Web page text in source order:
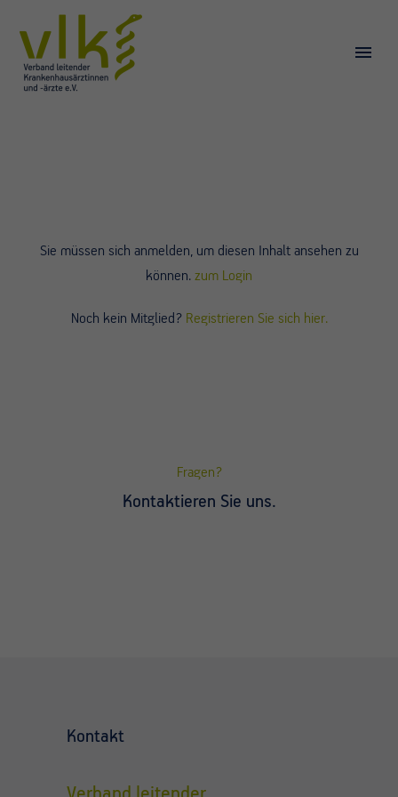
Sie müssen sich anmelden, um diesen Inhalt ansehen zu
können. zum Login
Noch kein Mitglied? Registrieren Sie sich hier.
Fragen?
Kontaktieren Sie uns.
Kontakt